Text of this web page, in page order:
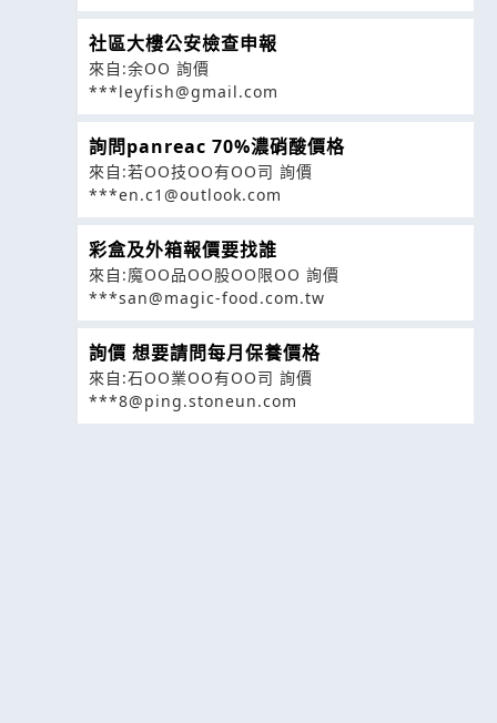
社區大樓公安檢查申報
來自:余OO 詢價
***leyfish@gmail.com
詢問panreac 70%濃硝酸價格
來自:若OO技OO有OO司 詢價
***en.c1@outlook.com
彩盒及外箱報價要找誰
來自:魔OO品OO股OO限OO 詢價
***san@magic-food.com.tw
詢價 想要請問每月保養價格
來自:石OO業OO有OO司 詢價
***8@ping.stoneun.com